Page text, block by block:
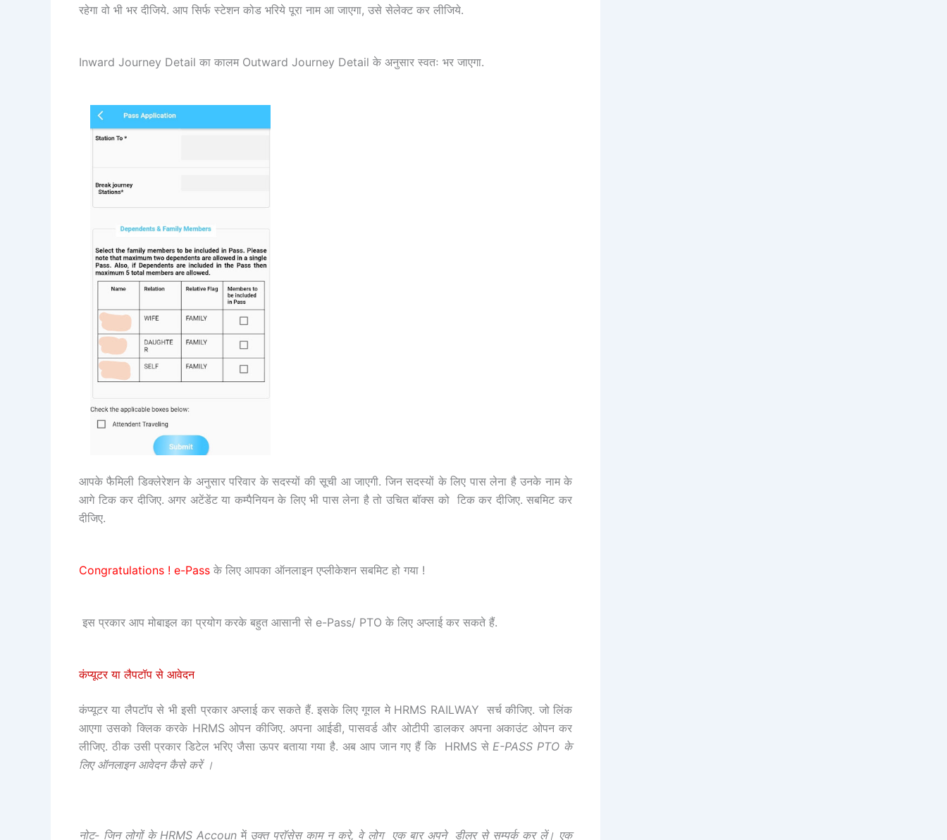
रहेगा वो भी भर दीजिये. आप सिर्फ स्टेशन कोड भरिये पूरा नाम आ जाएगा, उसे सेलेक्ट कर लीजिये.
Inward Journey Detail का कालम Outward Journey Detail के अनुसार स्वतः भर जाएगा.
आपके फैमिली डिक्लेरेशन के अनुसार परिवार के सदस्यों की सूची आ जाएगी. जिन सदस्यों के लिए पास लेना है उनके नाम के
आगे टिक कर दीजिए. अगर अटेंडेंट या कम्पैनियन के लिए भी पास लेना है तो उचित बॉक्स को टिक कर दीजिए. सबमिट कर
दीजिए.
Congratulations ! e-Pass के लिए आपका ऑनलाइन एप्लीकेशन सबमिट हो गया !
इस प्रकार आप मोबाइल का प्रयोग करके बहुत आसानी से e-Pass/ PTO के लिए अप्लाई कर सकते हैं.
कंप्यूटर या लैपटॉप से आवेदन
कंप्यूटर या लैपटॉप से भी इसी प्रकार अप्लाई कर सकते हैं. इसके लिए गूगल मे HRMS RAILWAY सर्च कीजिए. जो लिंक
आएगा उसको क्लिक करके HRMS ओपन कीजिए. अपना आईडी, पासवर्ड और ओटीपी डालकर अपना अकाउंट ओपन कर
लीजिए. ठीक उसी प्रकार डिटेल भरिए जैसा ऊपर बताया गया है. अब आप जान गए हैं कि HRMS से E-PASS PTO के
लिए ऑनलाइन आवेदन कैसे करें ।
नोट- जिन लोगों के HRMS Accoun मेंउक्त प्रॉसेस काम न करे, वे लोग एक बार अपने डीलर से सम्पर्क कर लें। एक